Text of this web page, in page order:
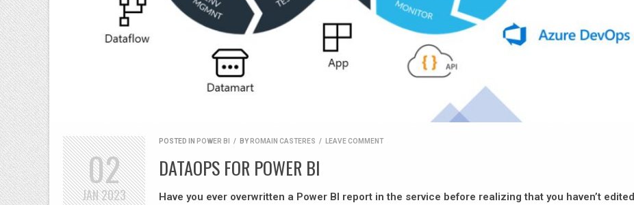
POSTED IN POWER BI / BY ROMAIN CASTERES / LEAVE COMMENT
DATAOPS FOR POWER BI
Have you ever overwritten a Power BI report in the service before realizing that you haven’t edited
02
JAN2023